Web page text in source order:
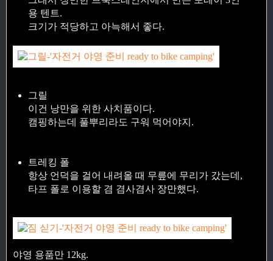
용 텐트.
크기가 적당하고 아늑해서 좋다.
그릴
이건 낭만을 위한 사치품이다.
캠핑하는데 풀뿌리라도 구워 먹어야지.
트레킹 폴
항상 언덕을 걸어 내려올 때 무릎에 무리가 갔는데,
타프 폴로 이용할 겸 겸사겸사 장만했다.
야영 용품만 12kg.